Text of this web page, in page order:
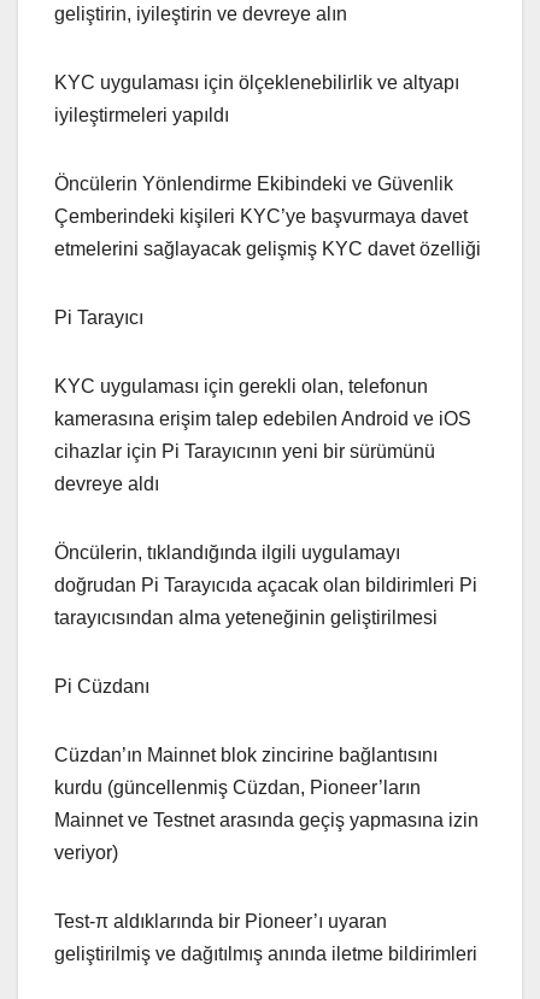
geliştirin, iyileştirin ve devreye alın
KYC uygulaması için ölçeklenebilirlik ve altyapı
iyileştirmeleri yapıldı
Öncülerin Yönlendirme Ekibindeki ve Güvenlik
Çemberindeki kişileri KYC’ye başvurmaya davet
etmelerini sağlayacak gelişmiş KYC davet özelliği
Pi Tarayıcı
KYC uygulaması için gerekli olan, telefonun
kamerasına erişim talep edebilen Android ve iOS
cihazlar için Pi Tarayıcının yeni bir sürümünü
devreye aldı
Öncülerin, tıklandığında ilgili uygulamayı
doğrudan Pi Tarayıcıda açacak olan bildirimleri Pi
tarayıcısından alma yeteneğinin geliştirilmesi
Pi Cüzdanı
Cüzdan’ın Mainnet blok zincirine bağlantısını
kurdu (güncellenmiş Cüzdan, Pioneer’ların
Mainnet ve Testnet arasında geçiş yapmasına izin
veriyor)
Test-π aldıklarında bir Pioneer’ı uyaran
geliştirilmiş ve dağıtılmış anında iletme bildirimleri